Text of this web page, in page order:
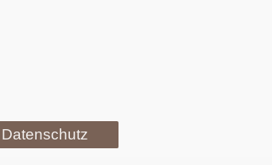
Datenschutz